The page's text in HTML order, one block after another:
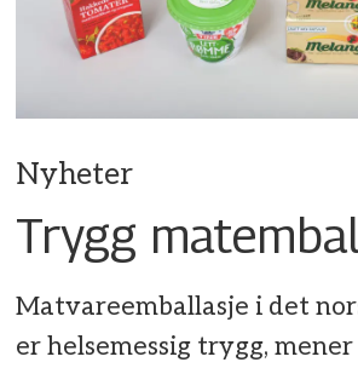
Nyheter
Trygg
Matvareemballasje i det
er helsemessig trygg,